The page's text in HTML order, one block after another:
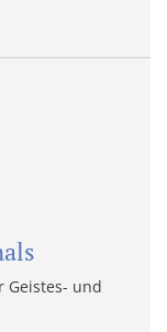
Geistes- und